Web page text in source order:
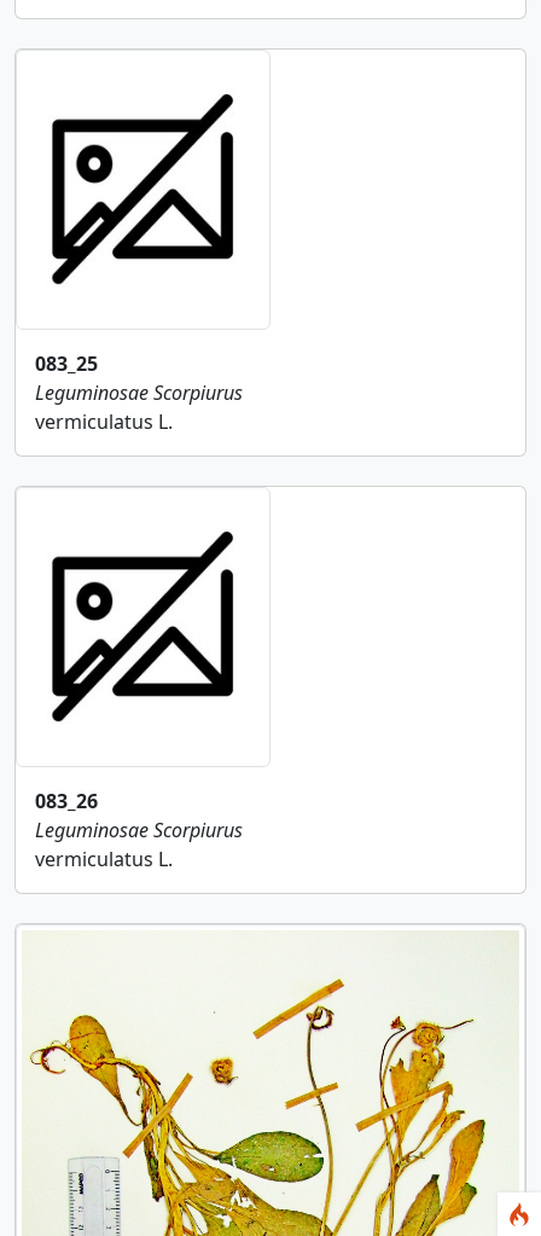
083_25
LeguminosaeScorpiurus
vermiculatus L.
083_26
LeguminosaeScorpiurus
vermiculatus L.